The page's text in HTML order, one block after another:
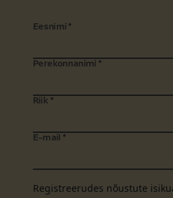
Eesnimi *
Perekonnanimi *
Riik *
E-mail *
Registreerudes nõustute